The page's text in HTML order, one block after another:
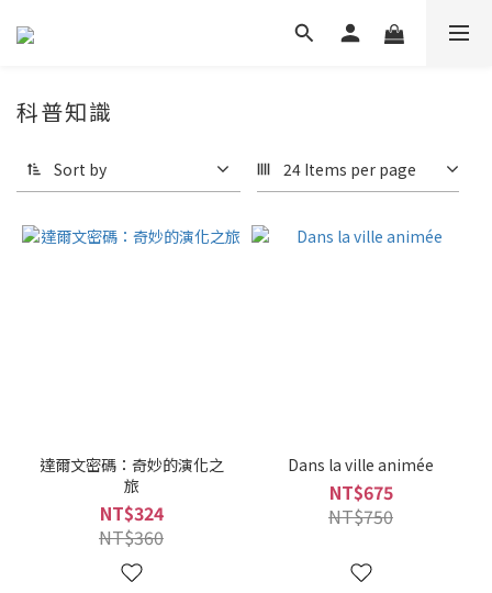
科普知識
Sort by 24 Items per page
達爾文密碼：奇妙的演化之
旅
NT$324
NT$360
Dans la ville animée
NT$675
NT$750